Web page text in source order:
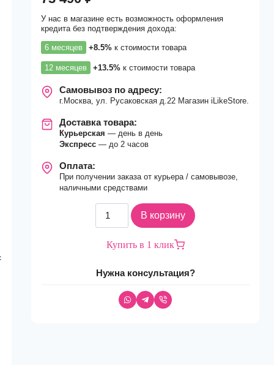
У нас в магазине есть возможность оформления
кредита без подтверждения дохода:
6 месяцев +8.5% к стоимости товара
12 месяцев +13.5% к стоимости товара
Самовывоз по адресу:
г.Москва, ул. Русаковская д.22 Магазин iLikeStore.
Доставка товара:
Курьерская— день в день
Экспресс— до 2 часов
Оплата:
При получении заказа от курьера / самовывозе,
наличными средствами
Количество
товара
Смартфон
iPhone
В корзину
Купить в 1 клик
Нужна консультация?